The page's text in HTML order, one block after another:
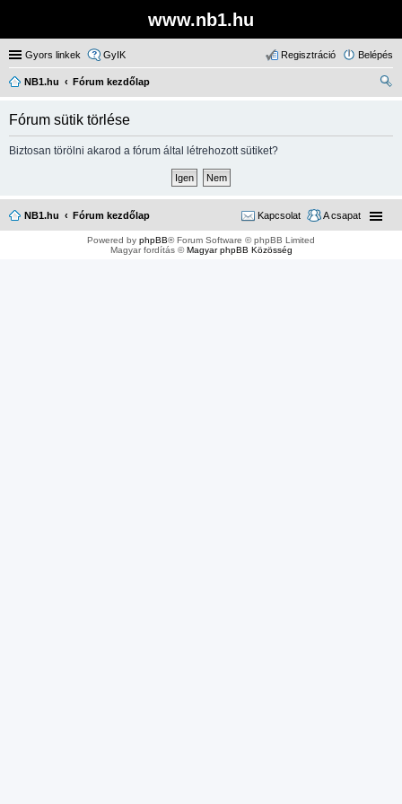
www.nb1.hu
Gyors linkek GyIK Belépés
Regisztráció
NB1.hu
Fórum kezdőlap
Fórum sütik törlése
Biztosan törölni akarod a fórum által létrehozott sütiket?
NB1.hu Fórum kezdőlap A csapat
Kapcsolat
Powered by phpBB® Forum Software © phpBB Limited
Magyar fordítás ©Magyar phpBB Közösség